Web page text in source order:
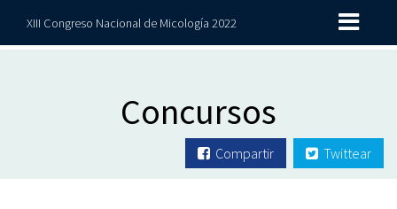
XIII Congreso Nacional de Micología 2022
Concursos
Compartir Twittear